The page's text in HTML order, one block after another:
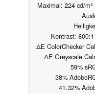
Maximal: 224 cd/
Kontrast:
ΔE ColorChecker
ΔE Greyscale
59%
38%
41.32%